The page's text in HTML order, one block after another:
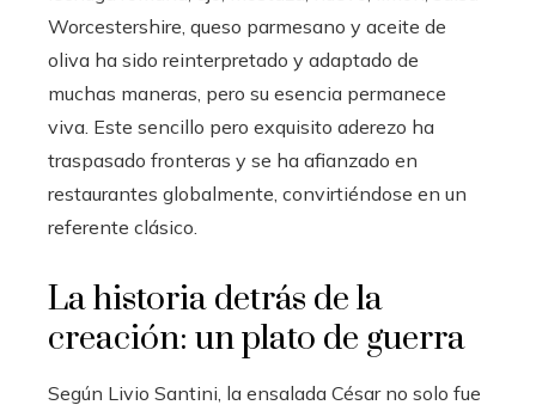
Worcestershire, queso parmesano y aceite de
oliva ha sido reinterpretado y adaptado de
muchas maneras, pero su esencia permanece
viva. Este sencillo pero exquisito aderezo ha
traspasado fronteras y se ha afianzado en
restaurantes globalmente, convirtiéndose en un
referente clásico.
La historia detrás de la
creación: un plato de guerra
Según Livio Santini, la ensalada César no solo fue